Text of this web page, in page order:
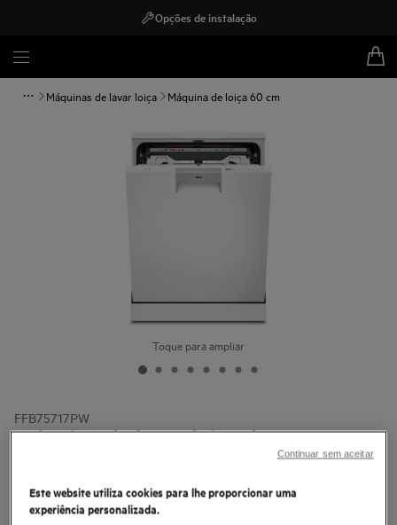
Opções de instalação
Máquinas de lavar loiça Máquina de loiça 60 cm
Toque para ampliar
FFB75717PW
Máquina de lavar loiça de 60 cm
Série 7000 GlassCare para 14
talheres
Este website utiliza cookies para lhe proporcionar uma
experiência personalizada.
Continuar sem aceitar